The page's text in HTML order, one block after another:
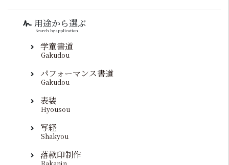
用途から選ぶ
Search by application
学童書道
Gakudou
パフォーマンス書道
Gakudou
表装
Hyousou
写経
Shakyou
落款印制作